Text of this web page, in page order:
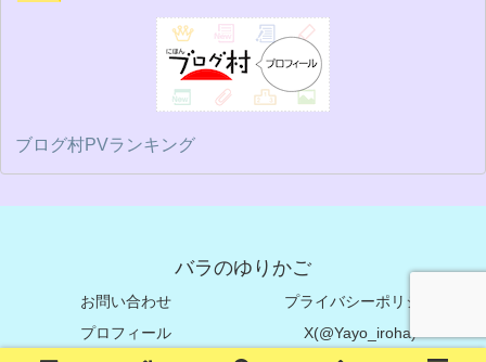
ブログ村PVランキング
バラのゆりかご
お問い合わせ
プライバシーポリシー
プロフィール
X(@Yayo_iroha)